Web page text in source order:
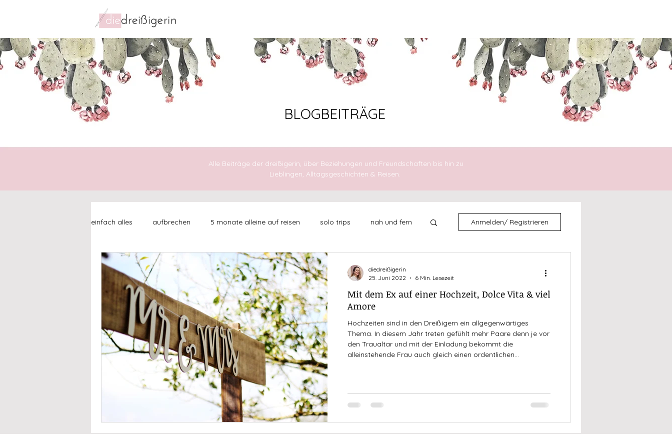
BLOGBEITRÄGE
Alle Beiträge der dreißigerin, über Beziehungen und Freundschaften bis hin zu
Lieblingen, Alltagsgeschichten & Reisen.
einfach alles aufbrechen 5 monate alleine auf reisen solo trips nah und fern
beziehungen freundschaften ich mit mir
failing feminist alltagsgeschichten singledasein entdecken
how to... jetzt & immer lieblinge
Anmelden/ Registrieren
Mit dem Ex auf einer Hochzeit, Dolce Vita & viel
Amore
Hochzeiten sind in den Dreißigern ein allgegenwärtiges
Thema. In diesem Jahr treten gefühlt mehr Paare denn je vor
den Traualtar und mit der Einladung bekommt die
alleinstehende Frau auch gleich einen ordentlichen
Besäufnis an der Bar und Stunden des Unwohlseins zwischen
all den vermeintlich glücklichen Paare
diedreißigerin
25. Juni 2022
6 Min. Lesezeit